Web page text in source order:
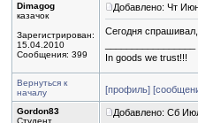
Dimagog
казачок
Зарегистрирован:
15.04.2010
Сообщения: 399
Добавлено: Чт
Сегодня спрашивал,
In goods we trust!!!
Вернуться к
началу
[профиль]
Gordon83
Студент
Добавлено: Сб